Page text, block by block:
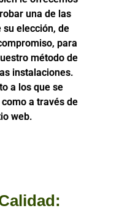
una de las
su elección, de
para
método de
instalaciones.
a los que se
a través de
web.